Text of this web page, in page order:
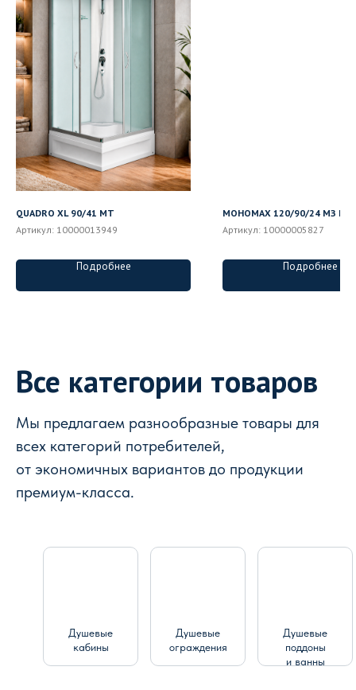
QUADRO XL 90/41 MT
Артикул: 10000013949
Подробнее
МОНОМАХ 120/90/24 МЗ L
Артикул: 10000005827
Подробнее
Все категории товаров
Мы предлагаем разнообразные товары для
всех категорий потребителей,
от экономичных вариантов до продукции
премиум-класса.
Душевые
кабины
Душевые
ограждения
Душевые
поддоны
и ванны